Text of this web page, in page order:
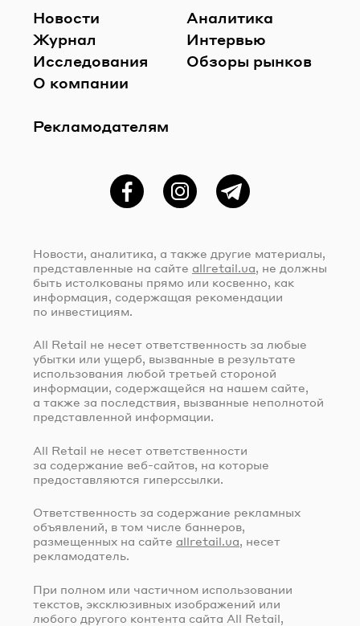
Новости
Журнал
Исследования
О компании
Рекламодателям
Аналитика
Интервью
Обзоры рынков
ФейсбукInstagramTelegram
Новости, аналитика, а также другие материалы,
представленные на сайте allretail.ua, не должны
быть истолкованы прямо или косвенно, как
информация, содержащая рекомендации
по инвестициям.
All Retail не несет ответственность за любые
убытки или ущерб, вызванные в результате
использования любой третьей стороной
информации, содержащейся на нашем сайте,
а также за последствия, вызванные неполнотой
представленной информации.
All Retail не несет ответственности
за содержание веб-сайтов, на которые
предоставляются гиперссылки.
Ответственность за содержание рекламных
объявлений, в том числе баннеров,
размещенных на сайте allretail.ua, несет
рекламодатель.
При полном или частичном использовании
текстов, эксклюзивных изображений или
любого другого контента сайта All Retail,